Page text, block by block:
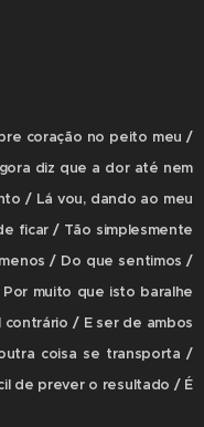
coração no peito meu /
diz que a dor até nem
/ Lá vou, dando ao meu
ficar / Tão simplesmente
/ Do que sentimos /
muito que isto baralhe
/ E ser de ambos
coisa se transporta /
de prever o resultado / É